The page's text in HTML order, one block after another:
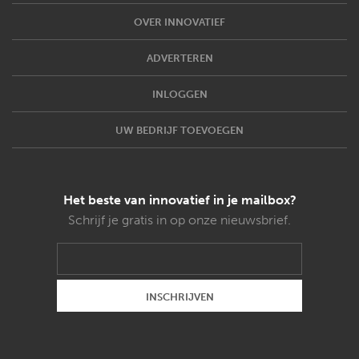
OVER INNOVATIEF
ADVERTEREN
INLOGGEN
UW BEDRIJF TOEVOEGEN
Het beste van innovatief in je mailbox?
Schrijf je gratis in op onze nieuwsbrief.